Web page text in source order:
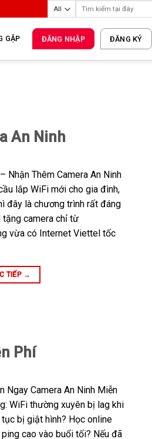
GẶP ĐĂNG NHẬP ĐĂNG KÝ
An Ninh
Nhận Thêm Camera An Ninh
lắp WiFi mới cho gia đình,
đây là chương trình rất đáng
camera chỉ từ
vừa có Internet Viettel tốc
TIẾP →
Phí
Ngay Camera An Ninh Miễn
WiFi thường xuyên bị lag khi
bị giật hình? Học online
cao vào buổi tối? Nếu đã